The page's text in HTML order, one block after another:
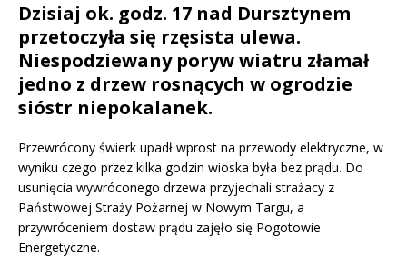
Dzisiaj ok. godz. 17 nad Dursztynem
przetoczyła się rzęsista ulewa.
Niespodziewany poryw wiatru złamał
jedno z drzew rosnących w ogrodzie
sióstr niepokalanek.
Przewrócony świerk upadł wprost na przewody elektryczne, w
wyniku czego przez kilka godzin wioska była bez prądu. Do
usunięcia wywróconego drzewa przyjechali strażacy z
Państwowej Straży Pożarnej w Nowym Targu, a
przywróceniem dostaw prądu zajęło się Pogotowie
Energetyczne.